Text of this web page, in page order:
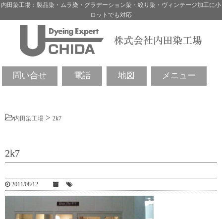
内田染工場：製品染・ムラ染・グラデーション染・絞り染・ヴィンテージ加工に小
ロットでも対応
問い合せ 電話 地図 メニュー
内田染工場 > 2k7
2k7
2011/08/12